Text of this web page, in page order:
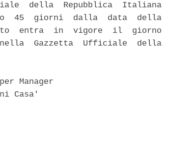
della  Repubblica  Italiana
45  giorni  dalla  data  della
entra  in  vigore  il  giorno
nella  Gazzetta  Ufficiale  della
Manager
Casa'